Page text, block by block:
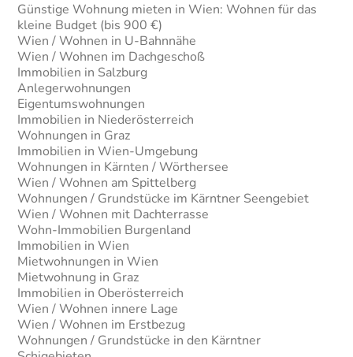
Günstige Wohnung mieten in Wien: Wohnen für das
kleine Budget (bis 900 €)
Wien / Wohnen in U-Bahnnähe
Wien / Wohnen im Dachgeschoß
Immobilien in Salzburg
Anlegerwohnungen
Eigentumswohnungen
Immobilien in Niederösterreich
Wohnungen in Graz
Immobilien in Wien-Umgebung
Wohnungen in Kärnten / Wörthersee
Wien / Wohnen am Spittelberg
Wohnungen / Grundstücke im Kärntner Seengebiet
Wien / Wohnen mit Dachterrasse
Wohn-Immobilien Burgenland
Immobilien in Wien
Mietwohnungen in Wien
Mietwohnung in Graz
Immobilien in Oberösterreich
Wien / Wohnen innere Lage
Wien / Wohnen im Erstbezug
Wohnungen / Grundstücke in den Kärntner